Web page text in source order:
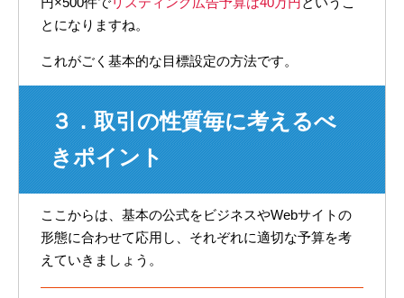
とになりますね。
これがごく基本的な目標設定の方法です。
３．取引の性質毎に考えるべ
きポイント
ここからは、基本の公式をビジネスやWebサイトの
形態に合わせて応用し、それぞれに適切な予算を考
えていきましょう。